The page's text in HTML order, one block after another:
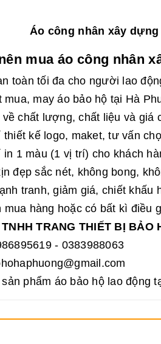
Áo công nhân xây
mua áo công nhân
toàn tối đa cho người lao
mua, may áo bảo hộ tại Hà
chất lượng, chất liệu và giá
thiết kế logo, maket, tư vấn
in 1 màu (1 vị trí) cho khách
đẹp sắc nét, không bong,
tranh, giảm giá, chiết khấu
mua hàng hoặc có bất kì điều
TRANG THIẾT BỊ BẢO
- 0383988063
phẩm áo bảo hộ lao động